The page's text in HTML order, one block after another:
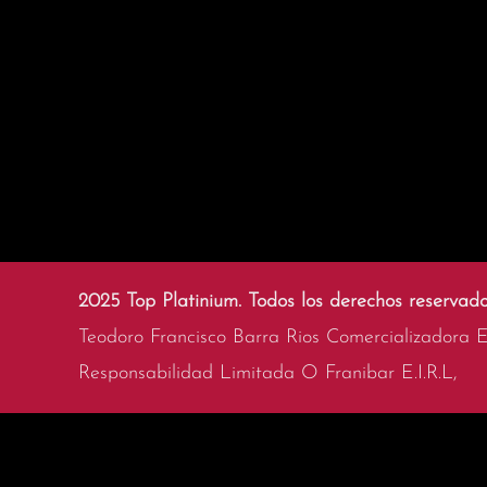
2025 Top Platinium. Todos los derechos
Teodoro Francisco Barra Rios Comercializadora
Responsabilidad Limitada O Franibar E.I.R.L,